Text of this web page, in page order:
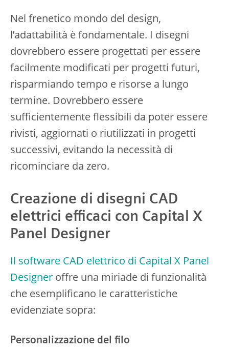
Nel frenetico mondo del design,
l’adattabilità è fondamentale. I disegni
dovrebbero essere progettati per essere
facilmente modificati per progetti futuri,
risparmiando tempo e risorse a lungo
termine. Dovrebbero essere
sufficientemente flessibili da poter essere
rivisti, aggiornati o riutilizzati in progetti
successivi, evitando la necessità di
ricominciare da zero.
Creazione di disegni CAD
elettrici efficaci con Capital X
Panel Designer
Il software CAD elettrico di Capital X Panel
Designer offre una miriade di funzionalità
che esemplificano le caratteristiche
evidenziate sopra:
Personalizzazione del filo